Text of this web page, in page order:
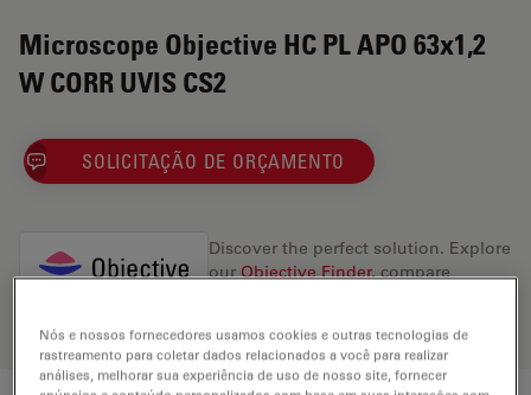
Microscope Objective HC PL APO 63x1,2
W CORR UVIS CS2
SOLICITAÇÃO DE ORÇAMENTO
Discover the perfect solution. Explore
ourObjective Finder, compare
Nós e nossos fornecedores usamos cookies e outras tecnologias de
rastreamento para coletar dados relacionados a você para realizar
análises, melhorar sua experiência de uso de nosso site, fornecer